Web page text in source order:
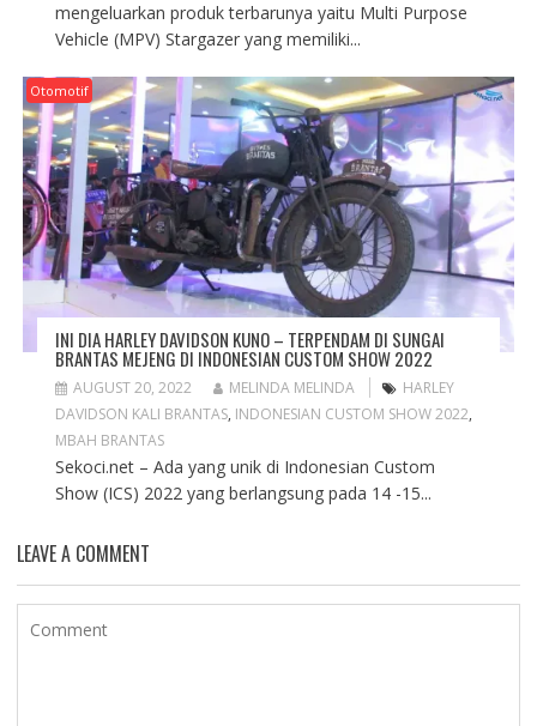
mengeluarkan produk terbarunya yaitu Multi Purpose
Vehicle (MPV) Stargazer yang memiliki...
Otomotif
INI DIA HARLEY DAVIDSON KUNO – TERPENDAM DI SUNGAI
BRANTAS MEJENG DI INDONESIAN CUSTOM SHOW 2022
AUGUST 20, 2022 MELINDA MELINDA
HARLEY
DAVIDSON KALI BRANTAS, INDONESIAN CUSTOM SHOW 2022,
MBAH BRANTAS
Sekoci.net – Ada yang unik di Indonesian Custom
Show (ICS) 2022 yang berlangsung pada 14 -15...
LEAVE A COMMENT